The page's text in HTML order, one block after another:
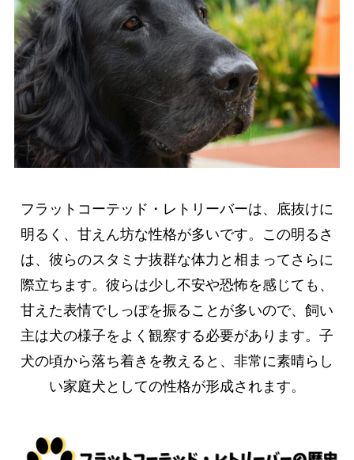
フラットコーテッド・レトリーバーは、底抜けに
明るく、甘えん坊な性格が多いです。この明るさ
は、彼らのスタミナ抜群な体力と相まってさらに
際立ちます。彼らは少し不安や恐怖を感じても、
甘えた表情でしっぽを振ることが多いので、飼い
主は犬の様子をよく観察する必要があります。子
犬の頃から落ち着きを教えると、非常に素晴らし
い家庭犬としての性格が形成されます。